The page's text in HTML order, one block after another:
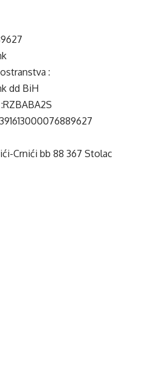
:
dd BiH
Crnići bb 88 367 Stolac